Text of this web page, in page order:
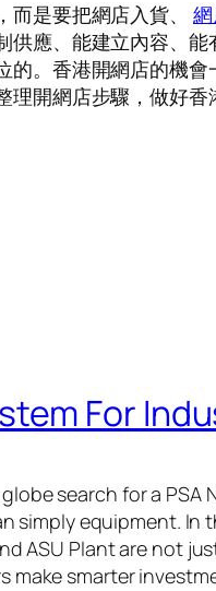
是要把網店入貨、
應、能建立內容、
。香港開網店的機
開網店步驟，做好
For
search for a
simply equipment. In
ASU Plant are not
make smarter